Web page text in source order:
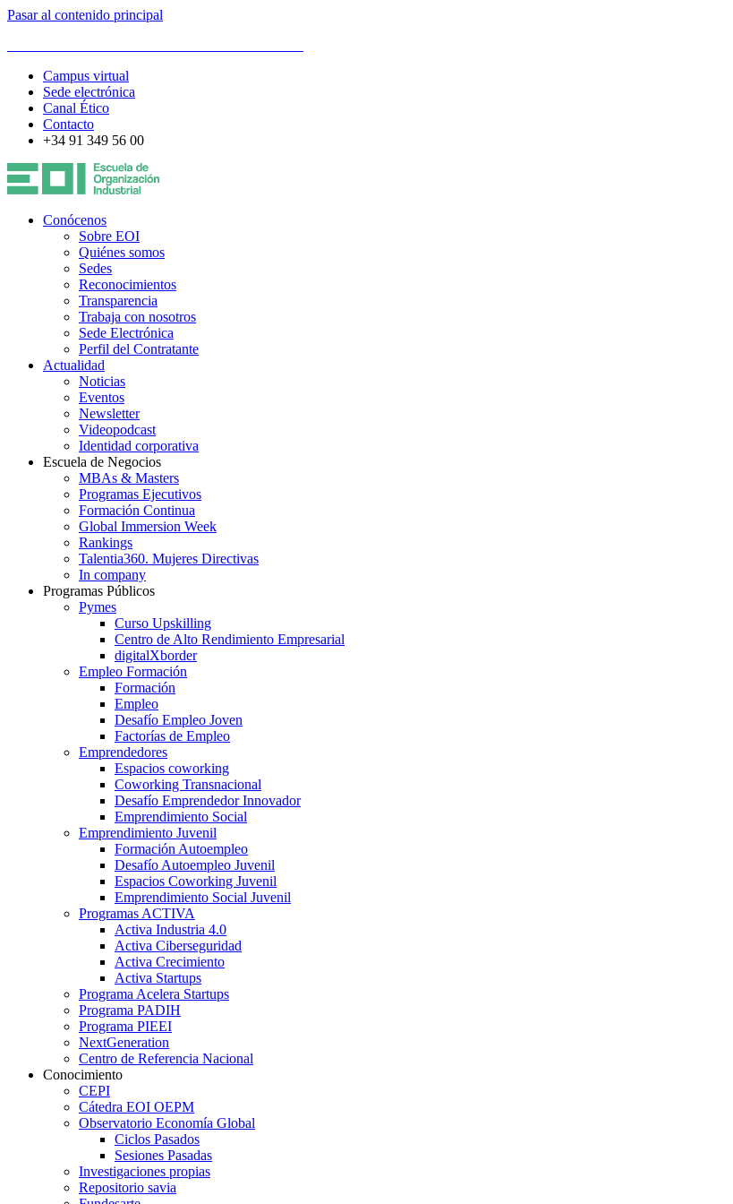
Pasar al contenido principal
Campus virtual
Sede electrónica
Canal Ético
Contacto
+34 91 349 56 00
Conócenos
Sobre EOI
Quiénes somos
Sedes
Reconocimientos
Transparencia
Trabaja con nosotros
Sede Electrónica
Perfil del Contratante
Actualidad
Noticias
Eventos
Newsletter
Videopodcast
Identidad corporativa
Escuela de Negocios
MBAs & Masters
Programas Ejecutivos
Formación Continua
Global Immersion Week
Rankings
Talentia360. Mujeres Directivas
In company
Programas Públicos
Pymes
Curso Upskilling
Centro de Alto Rendimiento Empresarial
digitalXborder
Empleo Formación
Formación
Empleo
Desafío Empleo Joven
Factorías de Empleo
Emprendedores
Espacios coworking
Coworking Transnacional
Desafío Emprendedor Innovador
Emprendimiento Social
Emprendimiento Juvenil
Formación Autoempleo
Desafío Autoempleo Juvenil
Espacios Coworking Juvenil
Emprendimiento Social Juvenil
Programas ACTIVA
Activa Industria 4.0
Activa Ciberseguridad
Activa Crecimiento
Activa Startups
Programa Acelera Startups
Programa PADIH
Programa PIEEI
NextGeneration
Centro de Referencia Nacional
Conocimiento
CEPI
Cátedra EOI OEPM
Observatorio Economía Global
Ciclos Pasados
Sesiones Pasadas
Investigaciones propias
Repositorio savia